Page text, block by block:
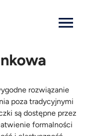
rozwiązanie
poza tradycyjnymi
są dostępne przez
formalności